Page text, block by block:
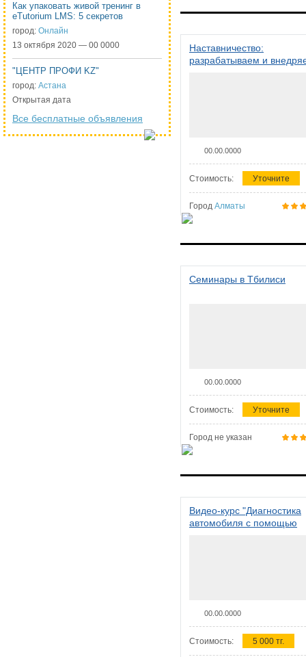
Как упаковать живой тренинг в
eTutorium LMS: 5 секретов
город: Онлайн
13 октября 2020 — 00 0000
"ЦЕНТР ПРОФИ KZ"
город: Астана
Открытая дата
Все бесплатные объявления
Наставничество:
разрабатываем и
00.00.0000
Стоимость: Уточните
Город Алматы
Семинары в Тбилиси
00.00.0000
Стоимость: Уточните
Город не указан
Видео-курс "Диагностика
автомобиля с помощью
00.00.0000
Стоимость: 5 000 тг.